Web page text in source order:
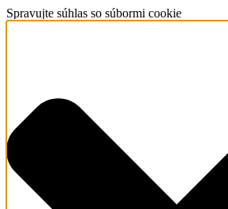
Spravujte súhlas so súbormi cookie